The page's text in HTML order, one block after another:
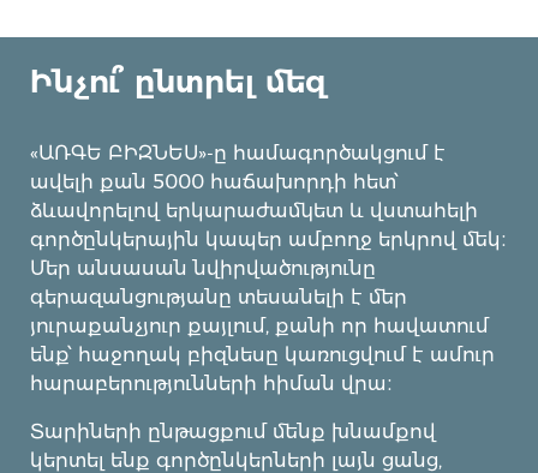
Ինչու՞ ընտրել մեզ
«ԱՌԳԵ ԲԻԶՆԵՍ»-ը համագործակցում է
ավելի քան 5000 հաճախորդի հետ՝
ձևավորելով երկարաժամկետ և վստահելի
գործընկերային կապեր ամբողջ երկրով մեկ։
Մեր անսասան նվիրվածությունը
գերազանցությանը տեսանելի է մեր
յուրաքանչյուր քայլում, քանի որ հավատում
ենք՝ հաջողակ բիզնեսը կառուցվում է ամուր
հարաբերությունների հիման վրա։
Տարիների ընթացքում մենք խնամքով
կերտել ենք գործընկերների լայն ցանց,